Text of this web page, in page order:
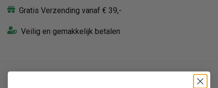
Gratis Verzending vanaf € 39,-
Veilig en gemakkelijk betalen